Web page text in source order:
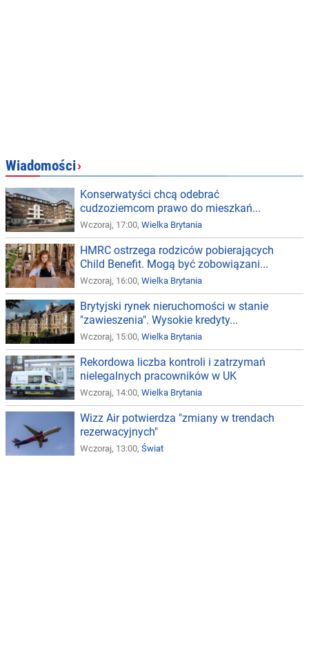
Wiadomości›
Konserwatyści chcą odebrać
cudzoziemcom prawo do mieszkań...
Wczoraj, 17:00, Wielka Brytania
HMRC ostrzega rodziców pobierających
Child Benefit. Mogą być zobowiązani...
Wczoraj, 16:00, Wielka Brytania
Brytyjski rynek nieruchomości w stanie
"zawieszenia". Wysokie kredyty...
Wczoraj, 15:00, Wielka Brytania
Rekordowa liczba kontroli i zatrzymań
nielegalnych pracowników w UK
Wczoraj, 14:00, Wielka Brytania
Wizz Air potwierdza "zmiany w trendach
rezerwacyjnych"
Wczoraj, 13:00, Świat